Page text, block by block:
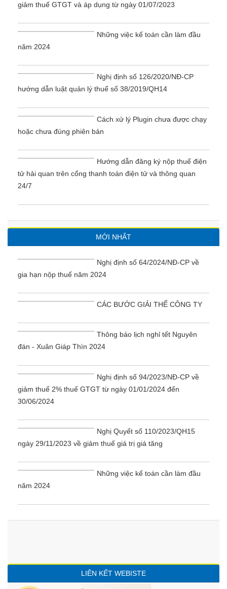
giảm thuế GTGT và áp dụng từ ngày 01/07/2023
Những việc kế toán cần làm đầu
năm 2024
Nghị định số 126/2020/NĐ-CP
hướng dẫn luật quản lý thuế số 38/2019/QH14
Cách xử lý Plugin chưa được chạy
hoặc chưa đúng phiên bản
Hướng dẫn đăng ký nộp thuế điện
tử hải quan trên cổng thanh toán điện tử và thông quan
24/7
MỚI NHẤT
Nghị định số 64/2024/NĐ-CP về
gia hạn nộp thuế năm 2024
CÁC BƯỚC GIẢI THỂ CÔNG TY
Thông báo lịch nghỉ tết Nguyên
đán - Xuân Giáp Thìn 2024
Nghị định số 94/2023/NĐ-CP về
giảm thuế 2% thuế GTGT từ ngày 01/01/2024 đến
30/06/2024
Nghị Quyết số 110/2023/QH15
ngày 29/11/2023 về giảm thuế giá trị giá tăng
Những việc kế toán cần làm đầu
năm 2024
LIÊN KẾT WEBISTE